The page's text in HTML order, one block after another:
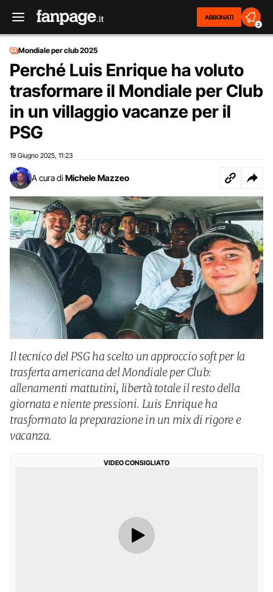
ABBONATI
2
Mondiale per club 2025
Perché Luis Enrique ha voluto
trasformare il Mondiale per Club
in un villaggio vacanze per il
PSG
19 Giugno 2025 11:23
A cura di Michele Mazzeo
Il tecnico del PSG ha scelto un approccio soft per la
trasferta americana del Mondiale per Club:
allenamenti mattutini, libertà totale il resto della
giornata e niente pressioni. Luis Enrique ha
trasformato la preparazione in un mix di rigore e
vacanza.
VIDEO CONSIGLIATO